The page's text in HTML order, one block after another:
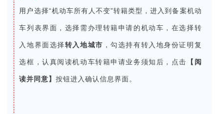
用户 选择“机动车所有人不变”转籍类型，进入到备案机动
车列表界面，选择需办理转籍申请的机动车，在选择转
入地界面选择转入地城市 ，勾选持有转入地身份证明复
选框，认真阅读机动车转籍申请业务须知后，点击 【阅
读并同意】按钮进入确认信息界面。